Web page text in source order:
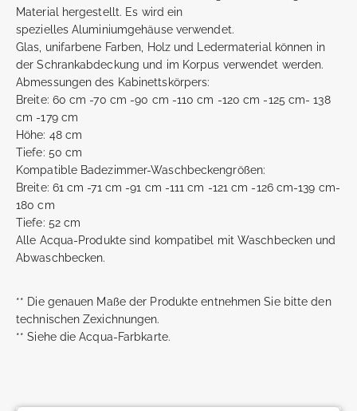
Material hergestellt. Es wird ein
spezielles Aluminiumgehäuse verwendet.
Glas, unifarbene Farben, Holz und Ledermaterial können in
der Schrankabdeckung und im Korpus verwendet werden.
Abmessungen des Kabinettskörpers:
Breite: 60 cm -70 cm -90 cm -110 cm -120 cm -125 cm- 138
cm -179 cm
Höhe: 48 cm
Tiefe: 50 cm
Kompatible Badezimmer-Waschbeckengrößen:
Breite: 61 cm -71 cm -91 cm -111 cm -121 cm -126 cm-139 cm-
180 cm
Tiefe: 52 cm
Alle Acqua-Produkte sind kompatibel mit Waschbecken und
Abwaschbecken.
** Die genauen Maße der Produkte entnehmen Sie bitte den
technischen Zexichnungen.
** Siehe die Acqua-Farbkarte.